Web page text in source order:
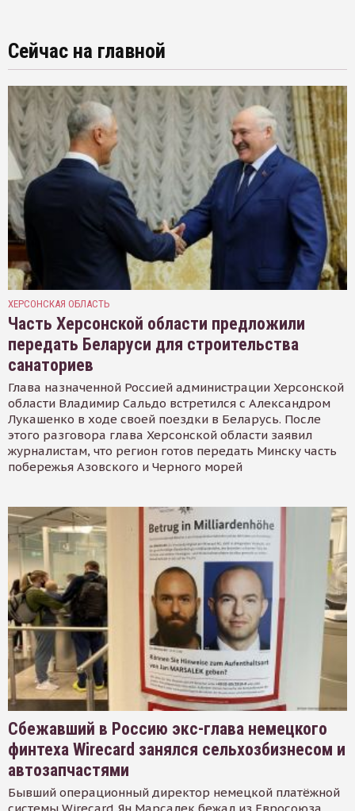
Сейчас на главной
ХЕРСОНСКАЯ ОБЛАСТЬ
Часть Херсонской области предложили
передать Беларуси для строительства
санаториев
Глава назначенной Россией администрации Херсонской
области Владимир Сальдо встретился с Александром
Лукашенко в ходе своей поездки в Беларусь. После
этого разговора глава Херсонской области заявил
журналистам, что регион готов передать Минску часть
побережья Азовского и Черного морей
Сбежавший в Россию экс-глава немецкого
финтеха Wirecard занялся сельхозбизнесом и
автозапчастями
Бывший операционный директор немецкой платёжной